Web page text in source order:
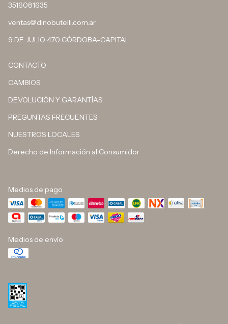
3516081635
ventas@dinobutelli.com.ar
9 DE JULIO 470 CÓRDOBA-CAPITAL
CONTACTO
CAMBIOS
DEVOLUCIÓN Y GARANTÍAS
PREGUNTAS FRECUENTES
NUESTROS LOCALES
Derecho de Información al Consumidor
Medios de pago
Medios de envío